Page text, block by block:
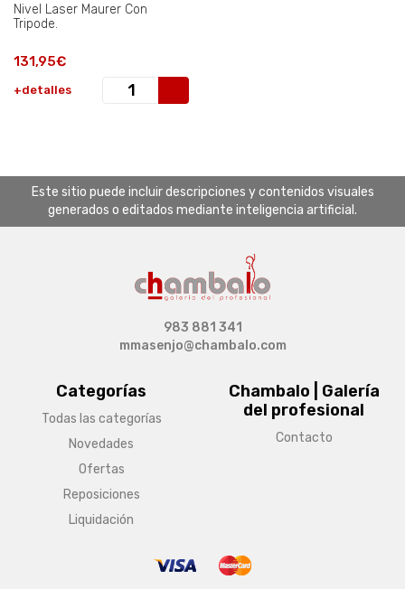
Nivel Laser Maurer Con
Tripode.
131,95€
+detalles
Este sitio puede incluir descripciones y contenidos visuales
generados o editados mediante inteligencia artificial.
Categorías
Todas las categorías
Novedades
Ofertas
Reposiciones
Liquidación
Chambalo | Galería
del profesional
Contacto
983 881 341
mmasenjo@chambalo.com